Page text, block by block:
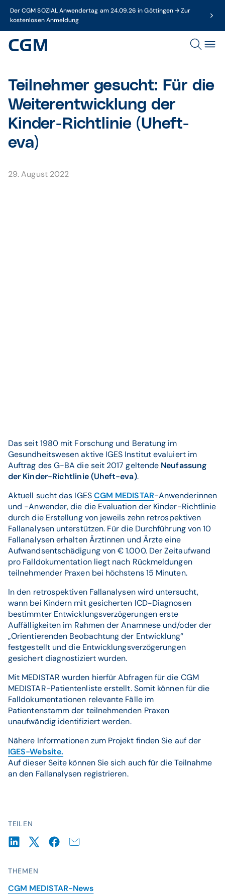
Der CGM SOZIAL Anwendertag am 24.09.26 in Göttingen → Zur
kostenlosen Anmeldung
Teilnehmer gesucht: Für die
Weiterentwicklung der
Kinder-Richtlinie (Uheft-
eva)
29. August 2022
TEILEN
THEMEN
CGM MEDISTAR-News
Das seit 1980 mit Forschung und Beratung im
Gesundheitswesen aktive IGES Institut evaluiert im
Auftrag des G-BA die seit 2017 geltende Neufassung
der Kinder-Richtlinie (Uheft-eva).
Aktuell sucht das IGESCGM MEDISTAR-Anwenderinnen
und -Anwender, die die Evaluation der Kinder-Richtlinie
durch die Erstellung von jeweils zehn retrospektiven
Fallanalysen unterstützen. Für die Durchführung von 10
Fallanalysen erhalten Ärztinnen und Ärzte eine
Aufwandsentschädigung von € 1.000. Der Zeitaufwand
pro Falldokumentation liegt nach Rückmeldungen
teilnehmender Praxen bei höchstens 15 Minuten.
In den retrospektiven Fallanalysen wird untersucht,
wann bei Kindern mit gesicherten ICD-Diagnosen
bestimmter Entwicklungsverzögerungen erste
Auffälligkeiten im Rahmen der Anamnese und/oder der
„Orientierenden Beobachtung der Entwicklung“
festgestellt und die Entwicklungsverzögerungen
gesichert diagnostiziert wurden.
Mit MEDISTAR wurden hierfür Abfragen für die CGM
MEDISTAR-Patientenliste erstellt. Somit können für die
Falldokumentationen relevante Fälle im
Patientenstamm der teilnehmenden Praxen
unaufwändig identifiziert werden.
Nähere Informationen zum Projekt finden Sie auf der
IGES-Website.
Auf dieser Seite können Sie sich auch für die Teilnahme
an den Fallanalysen registrieren.